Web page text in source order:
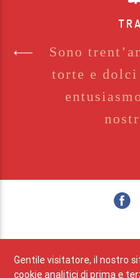
Gentile visitatore, il nostro
cookie analitici di prima e
Sono
torte e